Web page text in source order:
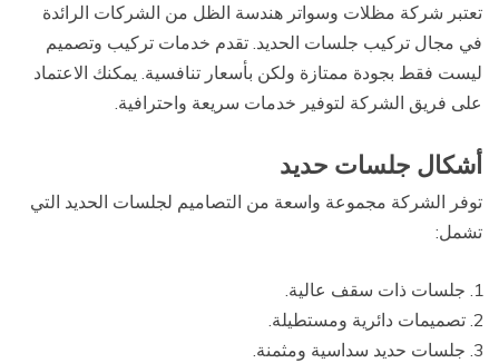
تعتبر شركة مظلات وسواتر هندسة الظل من الشركات الرائدة
في مجال تركيب جلسات الحديد. تقدم خدمات تركيب وتصميم
ليست فقط بجودة ممتازة ولكن بأسعار تنافسية. يمكنك الاعتماد
على فريق الشركة لتوفير خدمات سريعة واحترافية.
أشكال جلسات حديد
توفر الشركة مجموعة واسعة من التصاميم لجلسات الحديد التي
تشمل:
جلسات ذات سقف عالية.
تصميمات دائرية ومستطيلة.
جلسات حديد سداسية ومثمنة.